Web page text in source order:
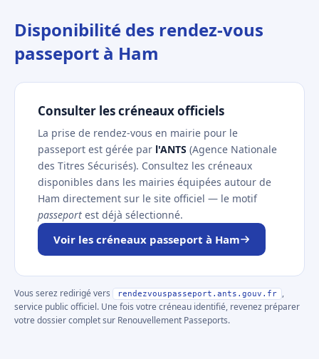
Disponibilité des rendez-vous
passeport à Ham
Consulter les créneaux officiels
La prise de rendez-vous en mairie pour le
passeport est gérée par l'ANTS (Agence Nationale
des Titres Sécurisés). Consultez les créneaux
disponibles dans les mairies équipées autour de
Ham directement sur le site officiel — le motif
passeport est déjà sélectionné.
Voir les créneaux passeport à Ham
Vous serez redirigé vers rendezvouspasseport.ants.gouv.fr
,
service public officiel. Une fois votre créneau identifié, revenez préparer
votre dossier complet sur Renouvellement Passeports.